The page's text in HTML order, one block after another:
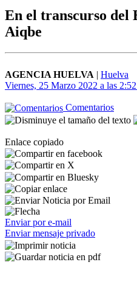
En el transcurso del
Aiqbe
AGENCIA HUELVA | Huelva
Viernes, 25 Marzo 2022 a las
Comentarios
Enlace copiado
Enviar por e-mail
Enviar mensaje privado